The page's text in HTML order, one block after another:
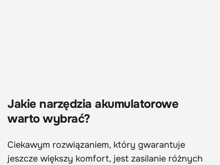
Jakie narzędzia akumulatorowe
warto wybrać?
Ciekawym rozwiązaniem, który gwarantuje
jeszcze większy komfort, jest zasilanie różnych